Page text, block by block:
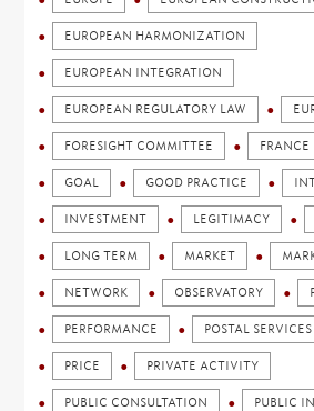
EUROPEAN HARMONIZATION
EUROPEAN INTEGRATION
EUROPEAN REGULATORY LAW
FORESIGHT COMMITTEE FRANCE
GOAL GOOD PRACTICE
INVESTMENT LEGITIMACY
LONG TERM MARKET
NETWORK OBSERVATORY
PERFORMANCE POSTAL SERVICES
PRICE PRIVATE ACTIVITY
PUBLIC CONSULTATION PUBLIC